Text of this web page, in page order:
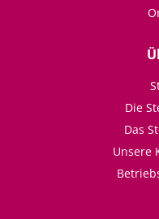
Die
Das
Unsere